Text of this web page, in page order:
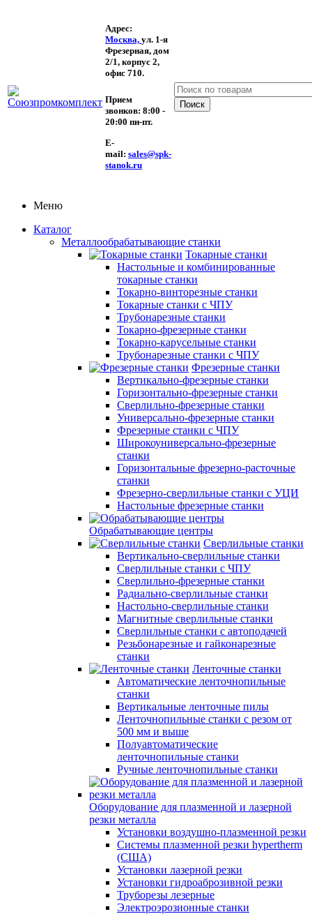
Адрес:
Москва, ул. 1-я
Фрезерная, дом
2/1, корпус 2,
офис 710.
Прием
звонков: 8:00 -
20:00 пн-пт.
E-
mail: sales@spk-
stanok.ru
Меню
Каталог
Металлообрабатывающие станки
Токарные станки
Настольные и комбинированные
токарные станки
Токарно-винторезные станки
Токарные станки с ЧПУ
Трубонарезные станки
Токарно-фрезерные станки
Токарно-карусельные станки
Трубонарезные станки с ЧПУ
Фрезерные станки
Вертикально-фрезерные станки
Горизонтально-фрезерные станки
Сверлильно-фрезерные станки
Универсально-фрезерные станки
Фрезерные станки с ЧПУ
Широкоуниверсально-фрезерные
станки
Горизонтальные фрезерно-расточные
станки
Фрезерно-сверлильные станки с УЦИ
Настольные фрезерные станки
Обрабатывающие центры
Сверлильные станки
Вертикально-сверлильные станки
Сверлильные станки с ЧПУ
Сверлильно-фрезерные станки
Радиально-сверлильные станки
Настольно-сверлильные станки
Магнитные сверлильные станки
Сверлильные станки с автоподачей
Резьбонарезные и гайконарезные
станки
Ленточные станки
Автоматические ленточнопильные
станки
Вертикальные ленточные пилы
Ленточнопильные станки с резом от
500 мм и выше
Полуавтоматические
ленточнопильные станки
Ручные ленточнопильные станки
Оборудование для плазменной и лазерной
резки металла
Установки воздушно-плазменной резки
Системы плазменной резки hypertherm
(США)
Установки лазерной резки
Установки гидроаброзивной резки
Труборезы лезерные
Электроэрозионные станки